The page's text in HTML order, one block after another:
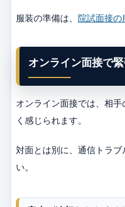
服装の準備は、 院試面接の
オンライン面接で
オンライン面接では、相
く感じられます。
対面とは別に、通信トラ
い。